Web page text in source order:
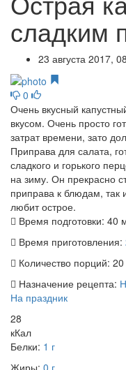
сладким
23 августа 2017,
0
Очень вкусный
вкусом. Очень просто
затрат времени, зато
Приправа для салата,
сладкого и горького
на зиму. Он прекрасно
приправа к блюдам, так
любит острое.
Время подготовки: 40
Время приготовления:
Количество порций: 20
Назначение рецепта:
На праздник
28
кКал
Белки: 1 г